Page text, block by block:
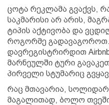
ცოტა რეკლამა გვაქვს,
საკმარისი არ არის,
ტიპის აქტივობა და
როგორმე გადავაგოროთ.
დავრეგისტრირდით
მარნეულში ტური
პირველი სტუმარიც
რაც მთავარია,
მაგალითად, ბოლო